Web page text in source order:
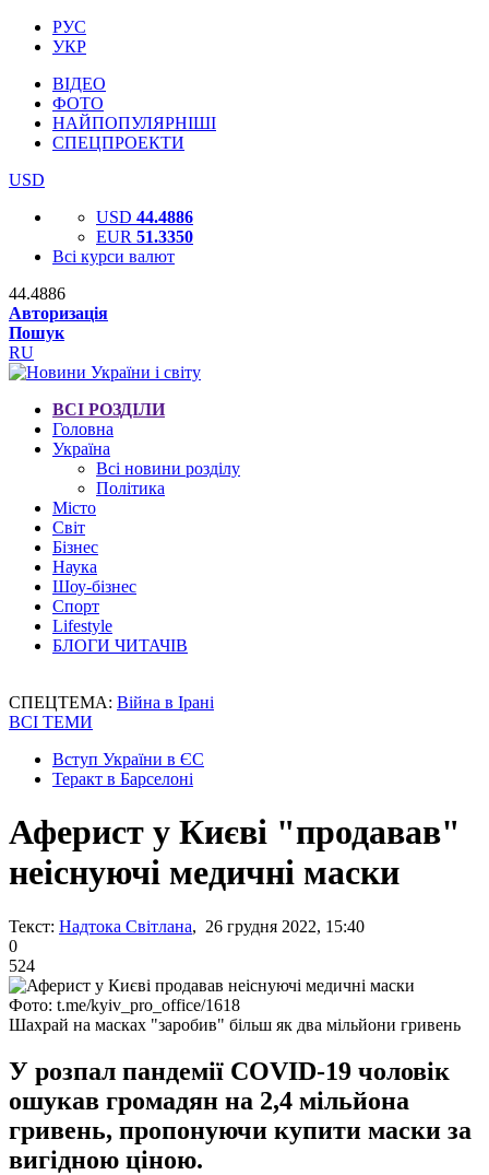
РУС
УКР
ВІДЕО
ФОТО
НАЙПОПУЛЯРНІШІ
СПЕЦПРОЕКТИ
USD
USD 44.4886
EUR 51.3350
Всі курси валют
44.4886
Авторизація
Пошук
RU
ВСІ РОЗДІЛИ
Головна
Україна
Всі новини розділу
Політика
Місто
Світ
Бізнес
Наука
Шоу-бізнес
Спорт
Lifestyle
БЛОГИ ЧИТАЧІВ
СПЕЦТЕМА: Війна в Ірані
ВСІ ТЕМИ
Вступ України в ЄС
Теракт в Барселоні
Аферист у Києві "продавав"
неіснуючі медичні маски
Текст: Надтока Світлана, 26 грудня 2022, 15:40
0
524
Фото: t.me/kyiv_pro_office/1618
Шахрай на масках "заробив" більш як два мільйони гривень
У розпал пандемії COVID-19 чоловік
ошукав громадян на 2,4 мільйона
гривень, пропонуючи купити маски за
вигідною ціною.